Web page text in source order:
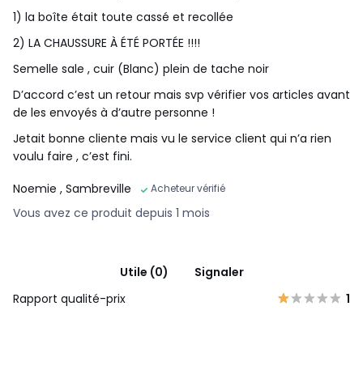
1) la boîte était toute cassé et recollée
2) LA CHAUSSURE À ÉTÉ PORTÉE !!!!
Semelle sale , cuir (Blanc) plein de tache noir
D’accord c’est un retour mais svp vérifier vos articles avant
de les envoyés à d’autre personne !
Jetait bonne cliente mais vu le service client qui n’a rien
voulu faire , c’est fini.
Noemie , Sambreville Acheteur vérifié
Vous avez ce produit depuis 1 mois
Utile (0)
Signaler
Rapport qualité-prix
1